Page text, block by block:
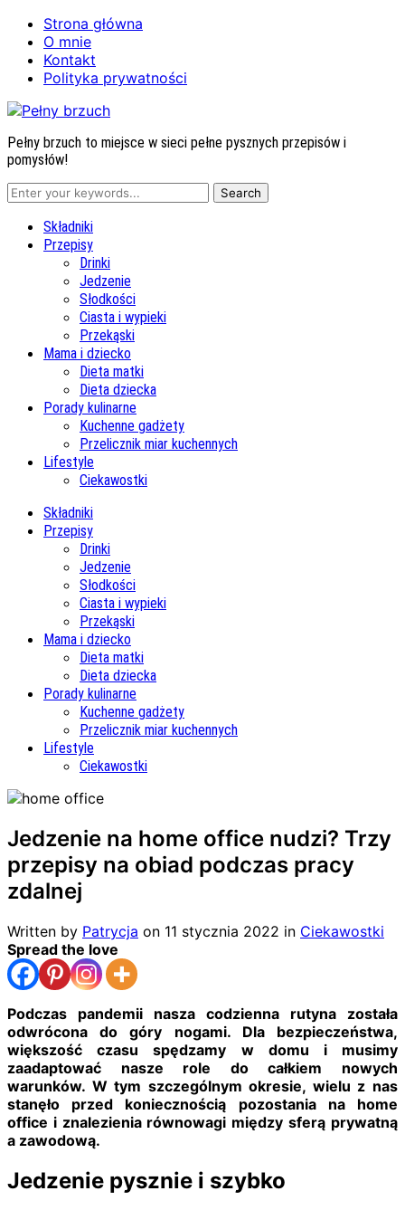
Strona główna
O mnie
Kontakt
Polityka prywatności
Pełny brzuch to miejsce w sieci pełne pysznych przepisów i
pomysłów!
Składniki
Przepisy
Drinki
Jedzenie
Słodkości
Ciasta i wypieki
Przekąski
Mama i dziecko
Dieta matki
Dieta dziecka
Porady kulinarne
Kuchenne gadżety
Przelicznik miar kuchennych
Lifestyle
Ciekawostki
Składniki
Przepisy
Drinki
Jedzenie
Słodkości
Ciasta i wypieki
Przekąski
Mama i dziecko
Dieta matki
Dieta dziecka
Porady kulinarne
Kuchenne gadżety
Przelicznik miar kuchennych
Lifestyle
Ciekawostki
Jedzenie na home office nudzi? Trzy
przepisy na obiad podczas pracy
zdalnej
Written by Patrycja on 11 stycznia 2022 in Ciekawostki
Spread the love
Podczas pandemii nasza codzienna rutyna została
odwrócona do góry nogami. Dla bezpieczeństwa,
większość czasu spędzamy w domu i musimy
zaadaptować nasze role do całkiem nowych
warunków. W tym szczególnym okresie, wielu z nas
stanęło przed koniecznością pozostania na home
office i znalezienia równowagi między sferą prywatną
a zawodową.
Jedzenie pysznie i szybko